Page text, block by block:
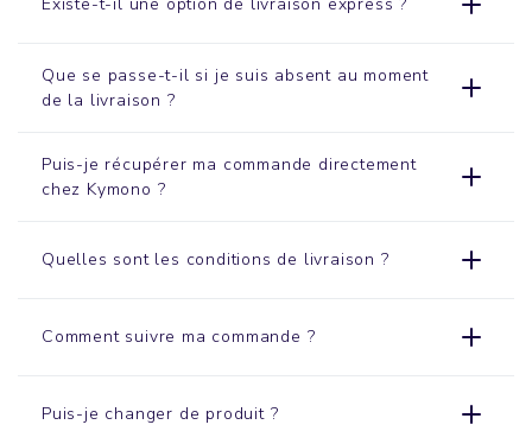
Que se passe-t-il si je suis absent au moment
de la livraison ?
Puis-je récupérer ma commande directement
chez Kymono ?
Quelles sont les conditions de livraison ?
Comment suivre ma commande ?
Puis-je changer de produit ?